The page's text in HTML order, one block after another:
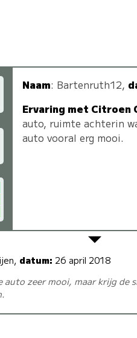
Naam: Bartenruth12,
Ervaring met Citroen
auto, ruimte achterin
auto vooral erg mooi.
datum: 26 april 2018
auto zeer mooi, maar krijg de